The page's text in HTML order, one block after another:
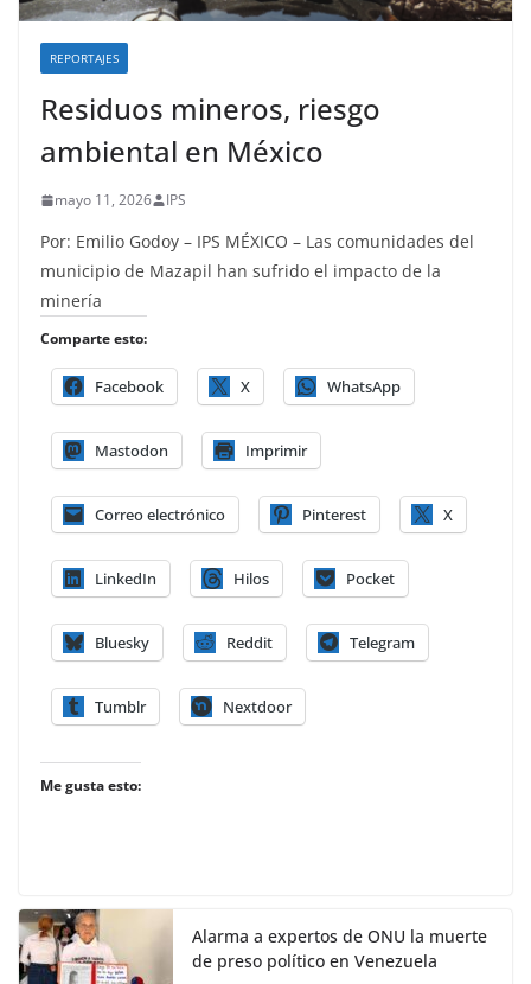
REPORTAJES
Residuos mineros, riesgo
ambiental en México
mayo 11, 2026 IPS
Por: Emilio Godoy – IPS MÉXICO – Las comunidades del
municipio de Mazapil han sufrido el impacto de la
minería
Comparte esto:
Facebook X WhatsApp
Mastodon Imprimir
Correo electrónico Pinterest X
LinkedIn Hilos Pocket
Bluesky Reddit Telegram
Tumblr Nextdoor
Me gusta esto:
Alarma a expertos de ONU la muerte
de preso político en Venezuela